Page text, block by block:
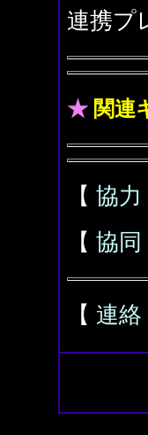
連携プ
★ 関連
【 協力
【 協同
【 連絡